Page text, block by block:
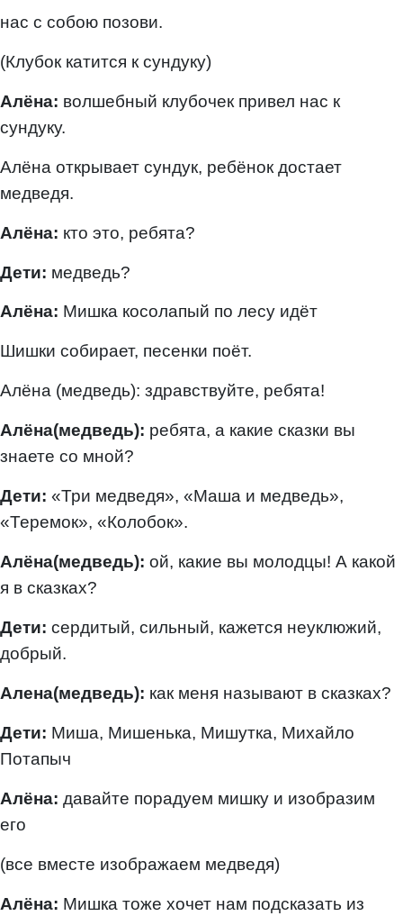
нас с собою позови.
(Клубок катится к сундуку)
Алёна: волшебный клубочек привел нас к
сундуку.
Алёна открывает сундук, ребёнок достает
медведя.
Алёна: кто это, ребята?
Дети: медведь?
Алёна: Мишка косолапый по лесу идёт
Шишки собирает, песенки поёт.
Алёна (медведь): здравствуйте, ребята!
Алёна(медведь): ребята, а какие сказки вы
знаете со мной?
Дети: «Три медведя», «Маша и медведь»,
«Теремок», «Колобок».
Алёна(медведь): ой, какие вы молодцы! А какой
я в сказках?
Дети: сердитый, сильный, кажется неуклюжий,
добрый.
Алена(медведь): как меня называют в сказках?
Дети: Миша, Мишенька, Мишутка, Михайло
Потапыч
Алёна: давайте порадуем мишку и изобразим
его
(все вместе изображаем медведя)
Алёна: Мишка тоже хочет нам подсказать из